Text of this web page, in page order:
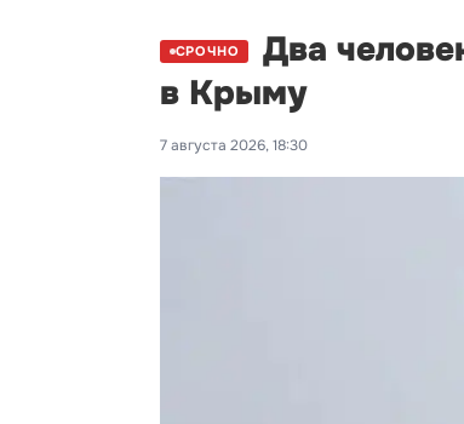
СРОЧНО
Два
в Крыму
7 августа 2026, 18:30